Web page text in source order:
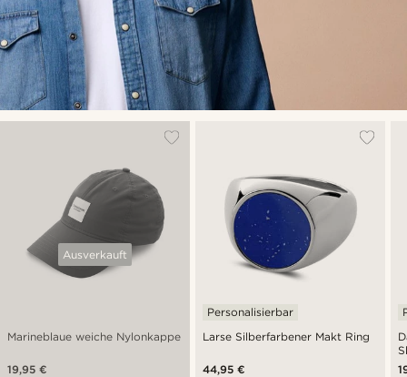
Ausverkauft
Marineblaue weiche Nylonkappe
19,95 €
Larse Silberfarbener Makt Ring
Personalisierbar
44,95 €